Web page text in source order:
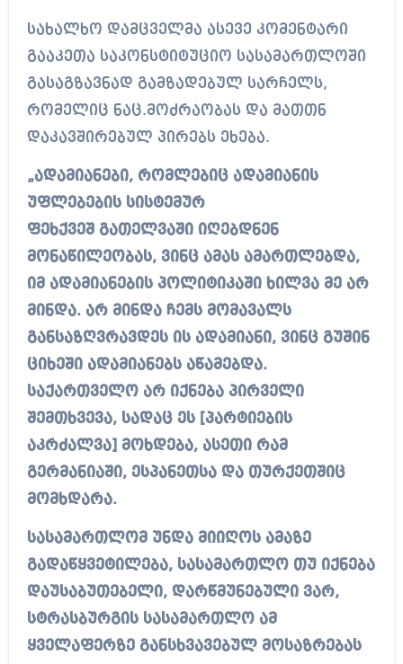
სახალხო დამცველმა ასევე კომენტარი
გააკეთა საკონსტიტუციო სასამართლოში
გასაგზავნად გამზადებულ სარჩელს,
რომელიც ნაც.მოძრაობას და მათთნ
დაკავშირებულ პირებს ეხება.
„ადამიანები, რომლებიც ადამიანის
უფლებების სისტემურ
ფეხქვეშ გათელვაშიიღებდნენ
მონაწილეობას, ვინც ამას ამართლებდა,
იმ ადამიანების პოლიტიკაში ხილვა მე არ
მინდა. არ მინდა ჩემს მომავალს
განსაზღვრავდეს ის ადამიანი, ვინც გუშინ
ციხეში ადამიანებს აწამებდა.
საქართველო არ იქნება პირველი
შემთხვევა, სადაც ეს [პარტიების
აკრძალვა] მოხდება, ასეთი რამ
გერმანიაში, ესპანეთსა და თურქეთშიც
მომხდარა.
სასამართლომ უნდა მიიღოს ამაზე
გადაწყვეტილება, სასამართლო თუ იქნება
დაუსაბუთებელი, დარწმუნებული ვარ,
სტრასბურგის სასამართლო ამ
ყველაფერზე განსხვავებულ მოსაზრებას